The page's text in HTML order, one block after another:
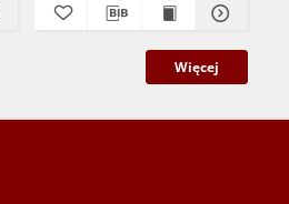
Więcej